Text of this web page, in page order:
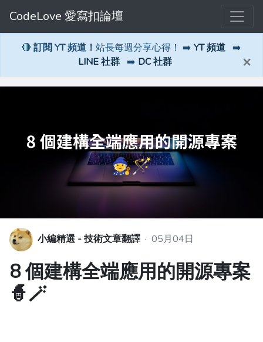
CodeLove 愛寫扣論壇
🔴 訂閱 YT 頻道！ 站長每週分享心得！ ➡️ YT 頻道 ➡️
LINE 社群 ➡️ DC 社群 ×
小編精選 - 技術文章翻譯 · 05月04日
8 個建構全端應用的開源專案
🧙🪄